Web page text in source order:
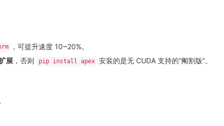
，可提升速度 10~20%。
展 ，否则 pip install apex 安装的是无 CUDA 支持的“阉割版”。